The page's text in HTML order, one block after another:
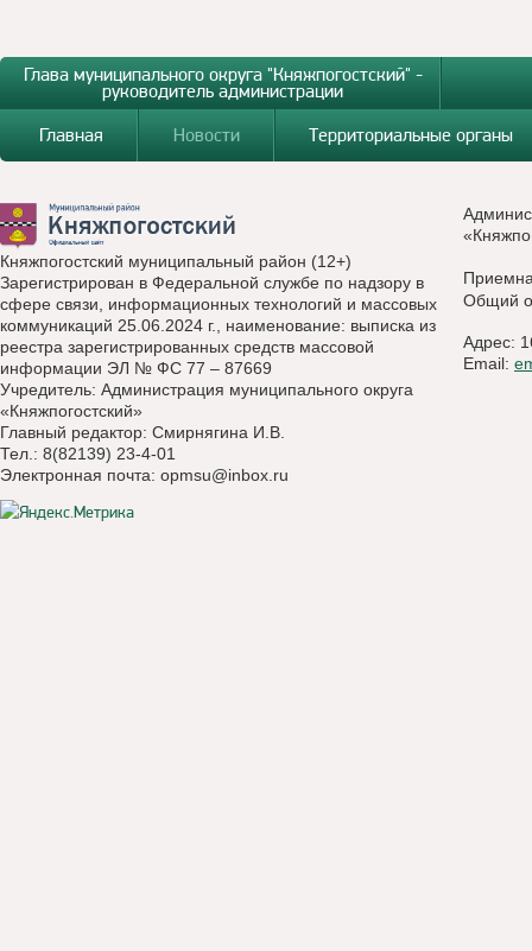
Глава муниципального округа "Княжпогостский" -
руководитель администрации
Главная
Новости Территориальные органы
Княжпогостский муниципальный район (12+)
Зарегистрирован в Федеральной службе по надзору в
сфере связи, информационных технологий и массовых
коммуникаций 25.06.2024 г., наименование: выписка из
реестра зарегистрированных средств массовой
информации ЭЛ № ФС 77 – 87669
Учредитель: Администрация муниципального округа
«Княжпогостский»
Главный редактор: Смирнягина И.В.
Тел.: 8(82139) 23-4-01
Электронная почта: opmsu@inbox.ru
Общий
Адрес:
Email: